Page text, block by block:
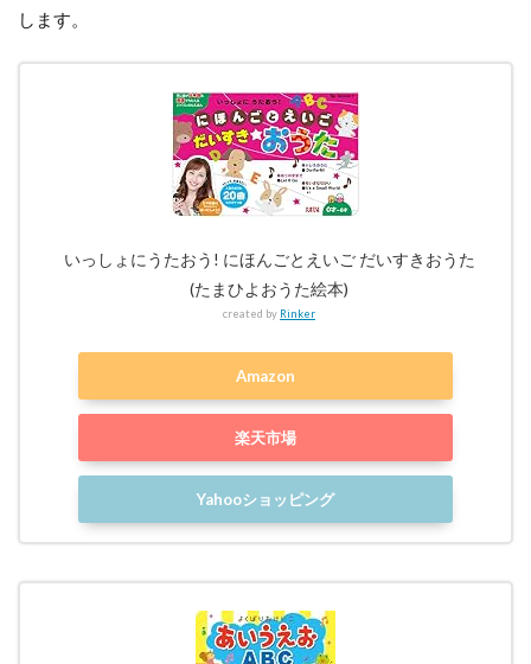
します。
いっしょにうたおう! にほんごとえいご だいすきおうた
(たまひよおうた絵本)
created by Rinker
Amazon
楽天市場
Yahooショッピング